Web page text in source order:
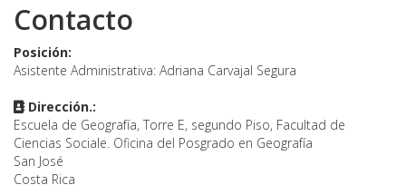
Contacto
Posición:
Asistente Administrativa: Adriana Carvajal Segura
Dirección.:
Escuela de Geografía, Torre E, segundo Piso, Facultad de
Ciencias Sociale. Oficina del Posgrado en Geografía
San José
Costa Rica